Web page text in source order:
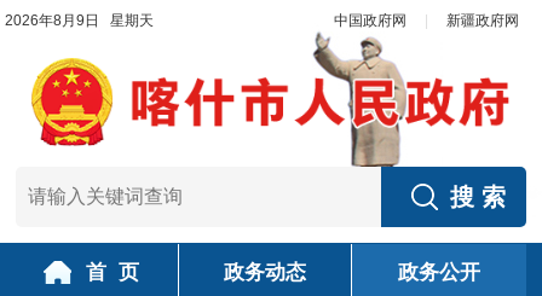
2026年8月9日 星期天 中国政府网 新疆政府网
首 页 政务动态 政务公开